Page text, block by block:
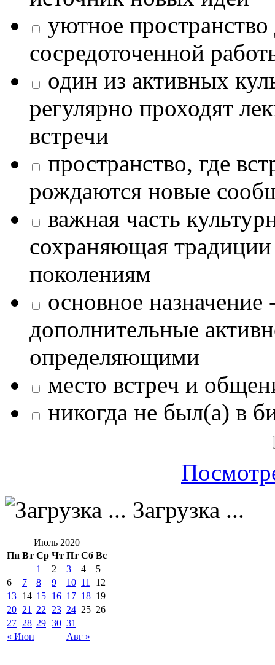
уютное
сосредоточенной
один из активных
регулярно проходят
встречи
пространство, где
рождаются новые
важная часть
сохраняющая
поколениям
основное назначение
дополнительные
определяющими
место встреч и
никогда не был(а) в
Загрузка ...
Июль 2020
Пн Вт Ср Чт Пт Сб Вс
« Июн Авг »
1 2 3 4
5
6
7 8 9 10 11
12
13 14 15 16 17 18 19
20 21 22 23 24 25 26
27 28 29 30 31